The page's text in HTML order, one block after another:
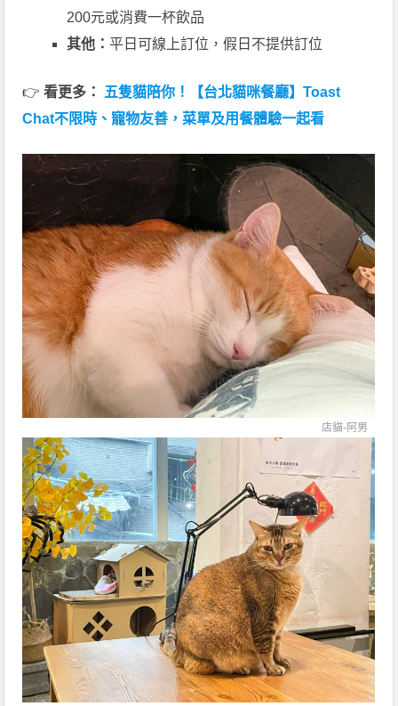
200元或消費一杯飲品
其他：平日可線上訂位，假日不提供訂位
👉看更多：
五隻貓陪你！【台北貓咪餐廳】Toast
Chat不限時、寵物友善，菜單及用餐體驗一起看
店貓-阿男